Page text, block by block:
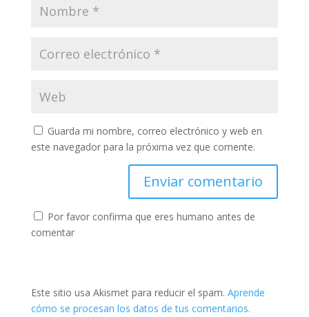
Guarda mi nombre, correo electrónico y web en
este navegador para la próxima vez que comente.
Por favor confirma que eres humano antes de
comentar
Este sitio usa Akismet para reducir el spam. Aprende
cómo se procesan los datos de tus comentarios.